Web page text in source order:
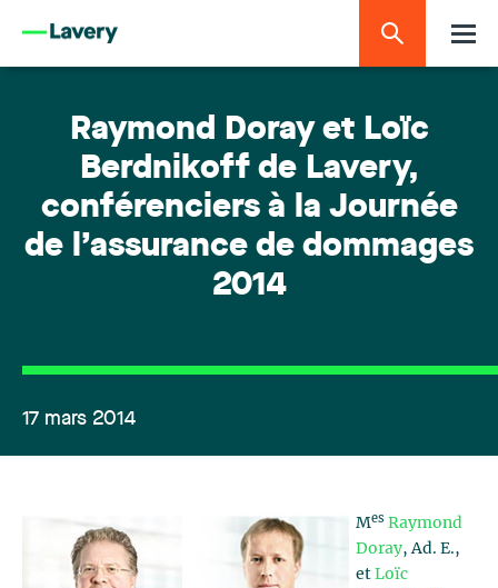
Raymond Doray et Loïc
Berdnikoff de Lavery,
conférenciers à la Journée
de l’assurance de dommages
2014
17 mars 2014
Mes Raymond
Doray, Ad. E.,
et Loïc